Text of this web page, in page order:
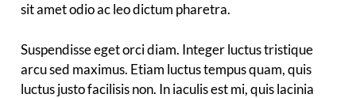
sit amet odio ac leo dictum pharetra.
Suspendisse eget orci diam. Integer luctus tristique
arcu sed maximus. Etiam luctus tempus quam, quis
luctus justo facilisis non. In iaculis est mi, quis lacinia